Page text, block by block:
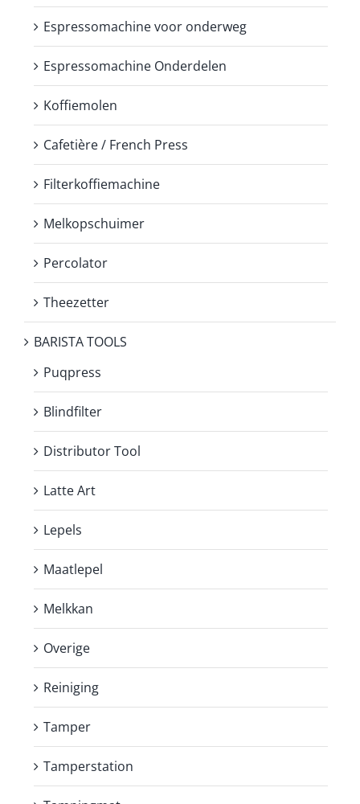
Espressomachine voor onderweg
Espressomachine Onderdelen
Koffiemolen
Cafetière / French Press
Filterkoffiemachine
Melkopschuimer
Percolator
Theezetter
BARISTA TOOLS
Puqpress
Blindfilter
Distributor Tool
Latte Art
Lepels
Maatlepel
Melkkan
Overige
Reiniging
Tamper
Tamperstation